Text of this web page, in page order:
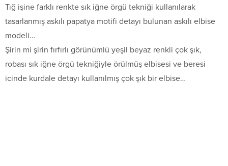
Tığ işine farklı renkte sık iğne örgü tekniği kullanılarak
tasarlanmış askılı papatya motifi detayı bulunan askılı elbise
modeli…
Şirin mi şirin fırfırlı görünümlü yeşil beyaz renkli çok şık,
robası sık iğne örgü tekniğiyle örülmüş elbisesi ve beresi
icinde kurdale detayı kullanılmış çok şık bir elbise…